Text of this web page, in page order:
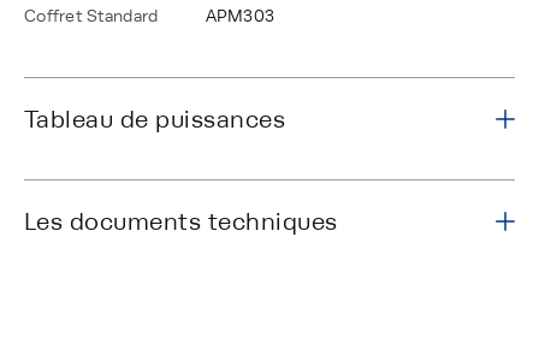
Coffret Standard APM303
Tableau de puissances
Les documents techniques